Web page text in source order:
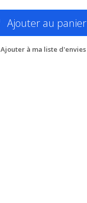
Ajouter au panier
Ajouter à ma liste d'envies